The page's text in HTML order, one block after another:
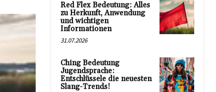
Red Flex Bedeutung: Alles
zu Herkunft, Anwendung
und wichtigen
Informationen
31.07.2026
Ching Bedeutung
Jugendsprache:
Entschlüssele die neuesten
Slang-Trends!